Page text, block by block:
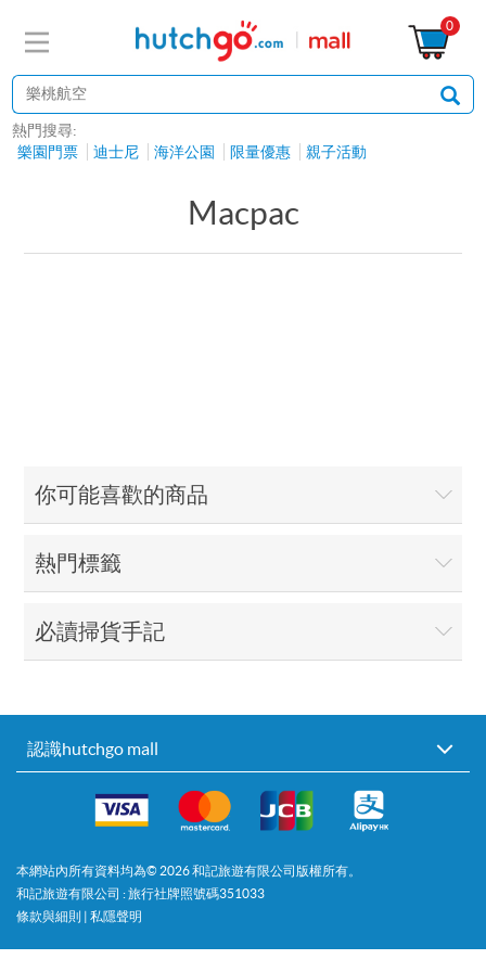
0
熱門搜尋:
樂園門票
迪士尼 海洋公園 限量優惠 親子活動
Macpac
你可能喜歡的商品
熱門標籤
必讀掃貨手記
認識hutchgo mall
本網站內所有資料均為© 2026和記旅遊有限公司版權所有。
和記旅遊有限公司 : 旅行社牌照號碼351033
條款與細則 | 私隱聲明